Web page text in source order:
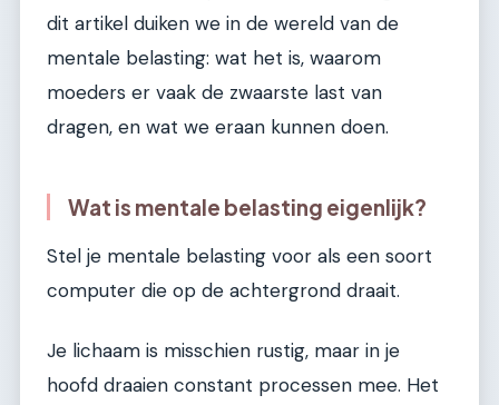
dit artikel duiken we in de wereld van de
mentale belasting: wat het is, waarom
moeders er vaak de zwaarste last van
dragen, en wat we eraan kunnen doen.
Wat is mentale belasting eigenlijk?
Stel je mentale belasting voor als een soort
computer die op de achtergrond draait.
Je lichaam is misschien rustig, maar in je
hoofd draaien constant processen mee. Het